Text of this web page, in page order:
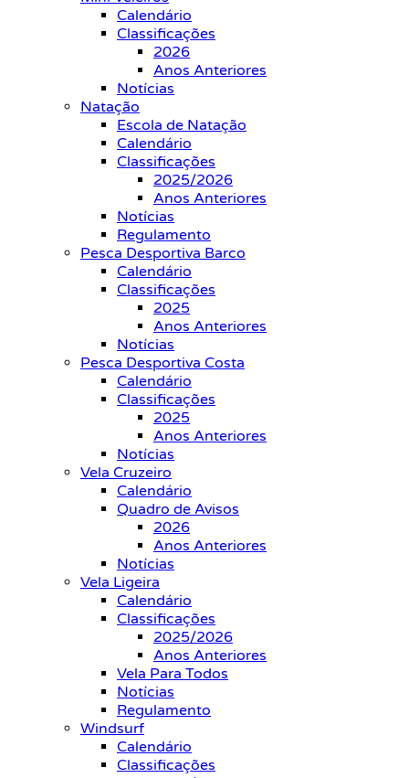
Calendário
Classificações
2026
Anos Anteriores
Notícias
Natação
Escola de Natação
Calendário
Classificações
2025/2026
Anos Anteriores
Notícias
Regulamento
Pesca Desportiva Barco
Calendário
Classificações
2025
Anos Anteriores
Notícias
Pesca Desportiva Costa
Calendário
Classificações
2025
Anos Anteriores
Notícias
Vela Cruzeiro
Calendário
Quadro de Avisos
2026
Anos Anteriores
Notícias
Vela Ligeira
Calendário
Classificações
2025/2026
Anos Anteriores
Vela Para Todos
Notícias
Regulamento
Windsurf
Calendário
Classificações